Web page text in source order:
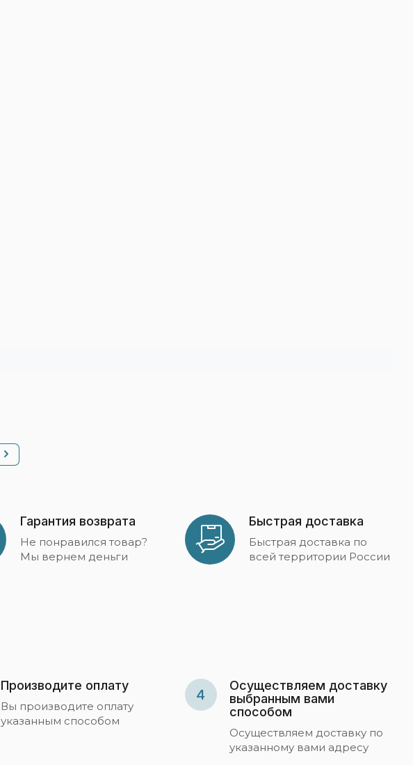
Гарантия возврата
Не понравился товар?
Мы вернем деньги
Быстрая доставка
Быстрая доставка по
всей территории России
Производите оплату
Вы производите оплату
указанным способом
4
Осуществляем доставку
выбранным вами
способом
Осуществляем доставку по
указанному вами адресу